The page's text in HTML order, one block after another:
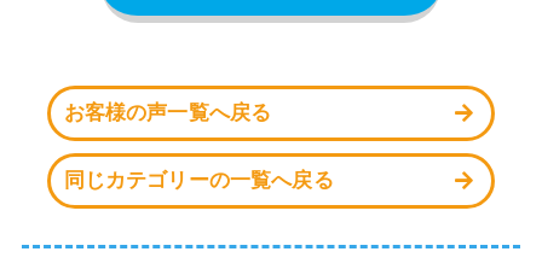
お客様の声一覧へ戻る
同じカテゴリーの一覧へ戻る